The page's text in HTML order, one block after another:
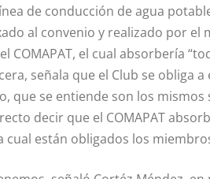
de conducción de agua
al convenio y realizado por
COMAPAT, el cual absorbería
señala que el Club se obliga
que se entiende son los
decir que el COMAPAT
cual están obligados los